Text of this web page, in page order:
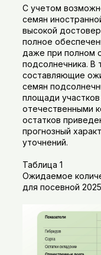
С учетом
семян
высокой
полное
даже при полном
подсолнечника. В
составляющие
семян
площади
отечественными
остатков
прогнозный
уточнений.
Таблица 1
Ожидаемое
для посевной